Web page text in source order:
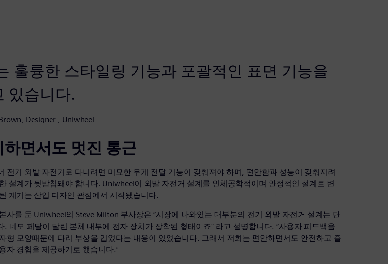
훌륭한 스타일링 기능과 포괄적인 표면 기능을
있습니다.
Designer , Uniwheel
하면서도 멋진 통근
전기 외발 자전거로 다니려면 미묘한 무게 전달 기능이 갖춰져야 하며, 편안함과 성능이 갖춰지려
설계가 뒷받침돼야 합니다. Uniwheel이 외발 자전거 설계를 인체공학적이며 안정적인 설계로 변
계기는 산업 디자인 관점에서 시작됐습니다.
사를 둔 Uniwheel의 Steve Milton 부사장은 “시장에 나와있는 대부분의 전기 외발 자전거 설계는 단
. 네모 페달이 달린 본체 내부에 전자 장치가 장착된 형태이죠" 라고 설명합니다. “사용자 피드백을
형 모양때문에 다리 부상을 입었다는 내용이 있었습니다. 그래서 저희는 편안하면서도 안전하고 즐
자 경험을 제공하기로 했습니다.”